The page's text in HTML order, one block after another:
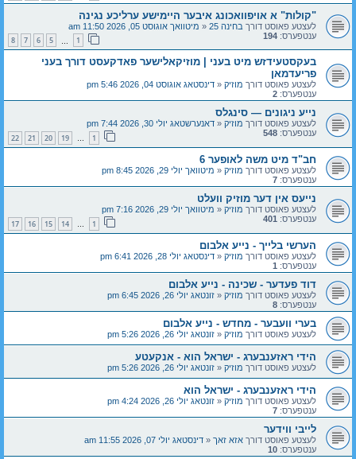
"קולות" א אויפוואכונג איבער היימישע ערליכע נגינה
לעצטע פאוסט דורך בחינה 25 « מיטוואך אוגוסט 05, 2026 11:50 am
ענטפערס: 194
1
5
6
7
8
בעקסטעידזש מיט בעני | מוזיקאלישער פאדקעסט דורך בעני
פריעדמאן
לעצטע פאוסט דורך מוזיק « דינסטאג אוגוסט 04, 2026 5:46 pm
ענטפערס: 2
נייע ניגונים — סינגלס
לעצטע פאוסט דורך מוזיק « דאנערשטאג יולי 30, 2026 7:44 pm
ענטפערס: 548
1
…
19
20
21
22
חב"ד מיט משה לאופער 6
לעצטע פאוסט דורך מוזיק « מיטוואך יולי 29, 2026 8:45 pm
ענטפערס: 7
נייעס אין דער מוזיק וועלט
לעצטע פאוסט דורך מוזיק « מיטוואך יולי 29, 2026 7:16 pm
ענטפערס: 401
1
…
14
15
16
17
הערשי בלייך - נייע אלבום
לעצטע פאוסט דורך מוזיק « דינסטאג יולי 28, 2026 6:41 pm
ענטפערס: 1
דוד פעדער - שכינה - נייע אלבום
לעצטע פאוסט דורך מוזיק « זונטאג יולי 26, 2026 6:45 pm
ענטפערס: 8
בערי וועבער - מחדש - נייע אלבום
לעצטע פאוסט דורך מוזיק « זונטאג יולי 26, 2026 5:26 pm
הידי ראזענבערג - ישראל הוא - אנקעטע
לעצטע פאוסט דורך מוזיק « זונטאג יולי 26, 2026 5:26 pm
הידי ראזענבערג - ישראל הוא
לעצטע פאוסט דורך מוזיק « זונטאג יולי 26, 2026 4:24 pm
ענטפערס: 7
לייבי ווידער
לעצטע פאוסט דורך אזא זאך « דינסטאג יולי 07, 2026 11:55 am
ענטפערס: 10